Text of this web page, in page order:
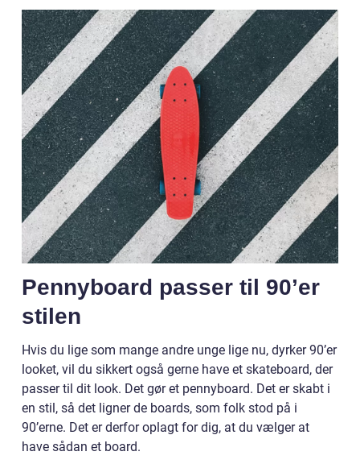
Pennyboard passer til 90’er
stilen
Hvis du lige som mange andre unge lige nu, dyrker 90’er
looket, vil du sikkert også gerne have et skateboard, der
passer til dit look. Det gør et pennyboard. Det er skabt i
en stil, så det ligner de boards, som folk stod på i
90’erne. Det er derfor oplagt for dig, at du vælger at
have sådan et board.